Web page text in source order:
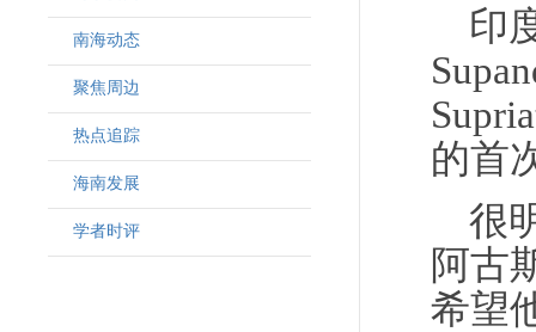
南海动态
聚焦周边
热点追踪
海南发展
学者时评
印
的首
很
阿古
希望